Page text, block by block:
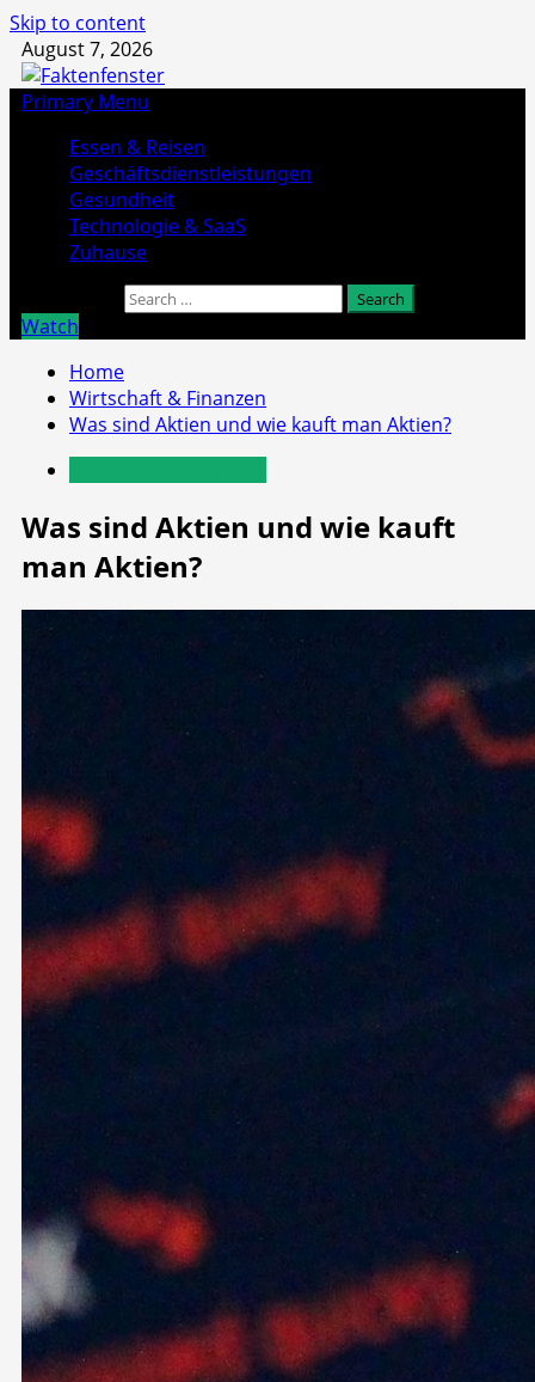
Skip to content
August 7, 2026
Primary Menu
Essen & Reisen
Geschäftsdienstleistungen
Gesundheit
Technologie & SaaS
Zuhause
Watch
Home
Wirtschaft & Finanzen
Was sind Aktien und wie kauft man Aktien?
Was sind Aktien und wie kauft
man Aktien?